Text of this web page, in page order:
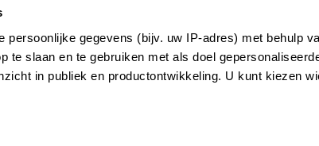
persoonlijke gegevens (bijv. uw IP-adres) met behulp
te slaan en te gebruiken met als doel
in publiek en productontwikkeling. U kunt kiezen
15 JULI